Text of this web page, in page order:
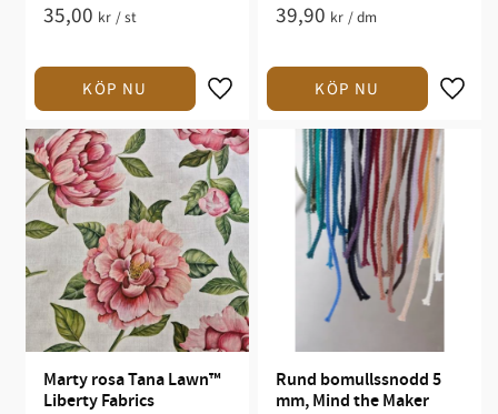
35,00 kr /st 39,90 kr /dm
Marty rosa Tana Lawn™
Liberty Fabrics
Rund bomullssnodd 5
mm, Mind the Maker